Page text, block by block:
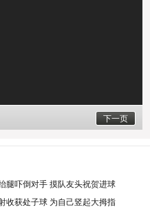
下一页
腿吓倒对手 摸队友头祝贺进球
收获处子球 为自己竖起大拇指